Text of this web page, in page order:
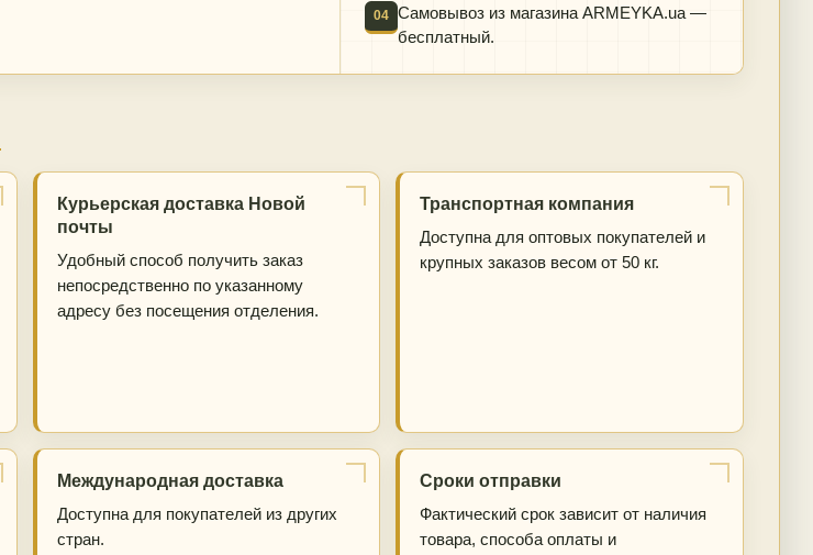
04 Самовывоз из магазина ARMEYKA.ua —
бесплатный.
Курьерская доставка Новой
почты
Удобный способ получить заказ
непосредственно по указанному
адресу без посещения отделения.
Транспортная компания
Доступна для оптовых покупателей и
крупных заказов весом от 50 кг.
Международная доставка
Доступна для покупателей из других
стран.
Сроки отправки
Фактический срок зависит от наличия
товара, способа оплаты и